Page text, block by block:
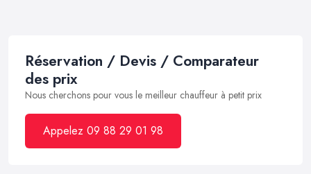
Réservation / Devis / Comparateur
des prix
Nous cherchons pour vous le meilleur chauffeur à petit prix
Appelez 09 88 29 01 98